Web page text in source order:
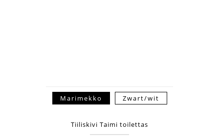
Marimekko Zwart/wit
Tiiliskivi Taimi toilettas